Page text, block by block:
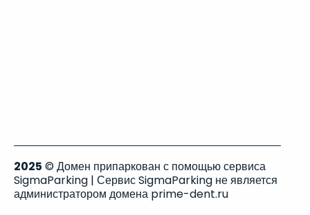
2025 © Домен припаркован с помощью сервиса
SigmaParking | Сервис SigmaParking не является
администратором домена prime-dent.ru